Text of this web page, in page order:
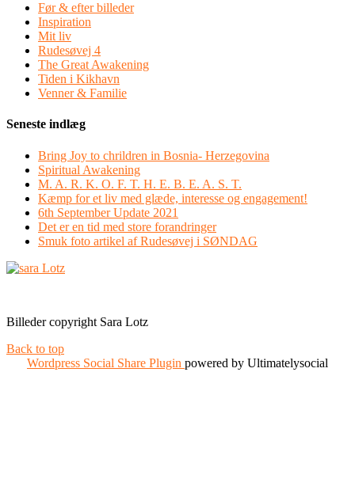
Før & efter billeder
Inspiration
Mit liv
Rudesøvej 4
The Great Awakening
Tiden i Kikhavn
Venner & Familie
Seneste indlæg
Bring Joy to chrildren in Bosnia- Herzegovina
Spiritual Awakening
M. A. R. K. O. F. T. H. E. B. E. A. S. T.
Kæmp for et liv med glæde, interesse og engagement!
6th September Update 2021
Det er en tid med store forandringer
Smuk foto artikel af Rudesøvej i SØNDAG
Billeder copyright Sara Lotz
Back to top
Wordpress Social Share Plugin powered by Ultimatelysocial